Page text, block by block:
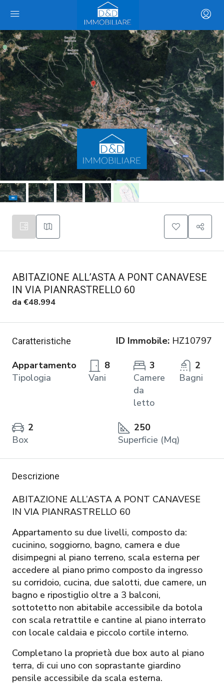
ABITAZIONE ALL’ASTA A PONT CANAVESE
IN VIA PIANRASTRELLO 60
da €48.994
Caratteristiche ID Immobile: HZ10797
Appartamento
Tipologia
8
Vani
3
Camere
da
letto
2
Bagni
2
Box
250
Superficie (Mq)
Descrizione
ABITAZIONE ALL’ASTA A PONT CANAVESE
IN VIA PIANRASTRELLO 60
Appartamento su due livelli, composto da:
cucinino, soggiorno, bagno, camera e due
disimpegni al piano terreno, scala esterna per
accedere al piano primo composto da ingresso
su corridoio, cucina, due salotti, due camere, un
bagno e ripostiglio oltre a 3 balconi,
sottotetto non abitabile accessibile da botola
con scala retrattile e cantine al piano interrato
con locale caldaia e piccolo cortile interno.
Completano la proprietà due box auto al piano
terra, di cui uno con soprastante giardino
pensile accessibile da scala esterna.